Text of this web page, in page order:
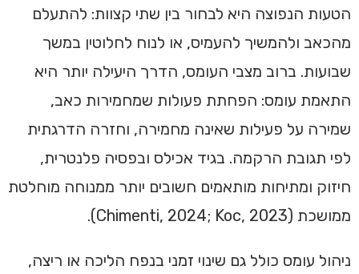
הטעות הנפוצה היא לבחור בין שתי קצוות: להתעלם
מהכאב ולהמשיך להעמיס, או לנוח לחלוטין במשך
שבועות. ברוב מצבי העומס, הדרך היעילה יותר היא
התאמת עומס: הפחתת פעולות שמחמירות כאב,
שמירה על פעילות שאינה מחמירה, וחזרה הדרגתית
לפי תגובת הרקמה. בגיד אכילס ובפסיה פלנטרית,
חיזוק ומתיחות מותאמים חשובים יותר ממנוחה מוחלטת
ממושכת (Chimenti, 2024; Koc, 2023).
ניהול עומס כולל גם שינוי זמני בנפח הליכה או ריצה,